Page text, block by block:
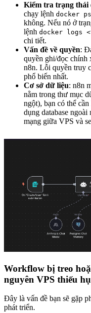
Kiểm tra trạng thái
chạy lệnh docker
không. Nếu nó ở
lệnh docker logs
chi tiết.
Vấn đề về quyền:
quyền ghi/đọc chính
n8n. Lỗi quyền truy
phổ biến nhất.
Cơ sở dữ liệu: n8n
nằm trong thư mục
ngột), bạn có thể
dụng database
mạng giữa VPS và
Workflow bị treo
nguyên VPS thiếu
Đây là vấn đề bạn sẽ gặp
phát triển.